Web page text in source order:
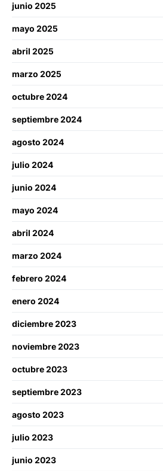
junio 2025
mayo 2025
abril 2025
marzo 2025
octubre 2024
septiembre 2024
agosto 2024
julio 2024
junio 2024
mayo 2024
abril 2024
marzo 2024
febrero 2024
enero 2024
diciembre 2023
noviembre 2023
octubre 2023
septiembre 2023
agosto 2023
julio 2023
junio 2023